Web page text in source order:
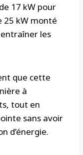
17 kW pour
25 kW monté
les
que cette
à
tout en
sans avoir
d’énergie.